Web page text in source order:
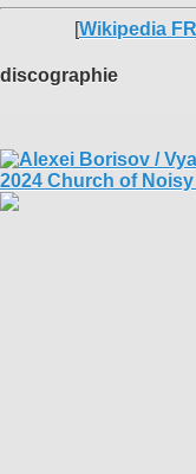
[Wikipedia FR
discographie
2024 Church of Noisy